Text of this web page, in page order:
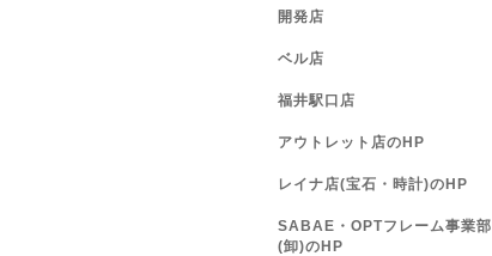
開発店
ベル店
福井駅口店
アウトレット店のHP
レイナ店(宝石・時計)のHP
SABAE・OPTフレーム事業部
(卸)のHP